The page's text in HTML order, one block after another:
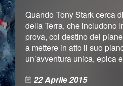
Quando Tony Stark cerca
della Terra, che includono
prova, col destino del
a mettere in atto il suo
un’avventura unica, epica
22 Aprile 2015